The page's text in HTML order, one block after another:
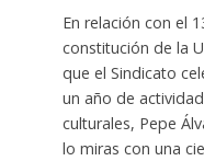
En relación con el
constitución de la
que el Sindicato
un año de
culturales, Pepe
lo miras con una